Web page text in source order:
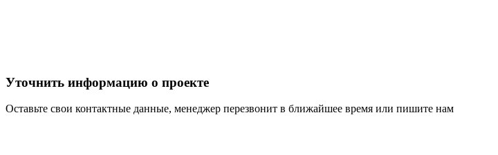
Уточнить информацию о проекте
Оставьте свои контактные данные, менеджер перезвонит в ближайшее время или пишите нам